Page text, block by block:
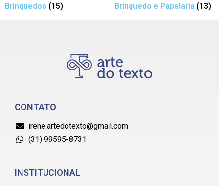
Brinquedos (15) Brinquedo e Papelaria (13)
CONTATO
irene.artedotexto@gmail.com
(31) 99595-8731
INSTITUCIONAL